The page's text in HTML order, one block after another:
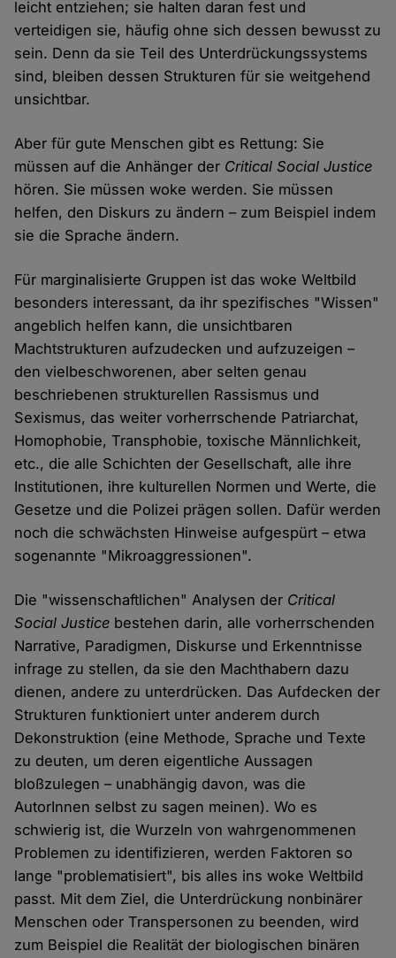
leicht entziehen; sie halten daran fest und
verteidigen sie, häufig ohne sich dessen bewusst zu
sein. Denn da sie Teil des Unterdrückungssystems
sind, bleiben dessen Strukturen für sie weitgehend
unsichtbar.
Aber für gute Menschen gibt es Rettung: Sie
müssen auf die Anhänger der Critical Social Justice
hören. Sie müssen woke werden. Sie müssen
helfen, den Diskurs zu ändern – zum Beispiel indem
sie die Sprache ändern.
Für marginalisierte Gruppen ist das woke Weltbild
besonders interessant, da ihr spezifisches "Wissen"
angeblich helfen kann, die unsichtbaren
Machtstrukturen aufzudecken und aufzuzeigen –
den vielbeschworenen, aber selten genau
beschriebenen strukturellen Rassismus und
Sexismus, das weiter vorherrschende Patriarchat,
Homophobie, Transphobie, toxische Männlichkeit,
etc., die alle Schichten der Gesellschaft, alle ihre
Institutionen, ihre kulturellen Normen und Werte, die
Gesetze und die Polizei prägen sollen. Dafür werden
noch die schwächsten Hinweise aufgespürt – etwa
sogenannte "Mikroaggressionen".
Die "wissenschaftlichen" Analysen der Critical
Social Justice bestehen darin, alle vorherrschenden
Narrative, Paradigmen, Diskurse und Erkenntnisse
infrage zu stellen, da sie den Machthabern dazu
dienen, andere zu unterdrücken. Das Aufdecken der
Strukturen funktioniert unter anderem durch
Dekonstruktion (eine Methode, Sprache und Texte
zu deuten, um deren eigentliche Aussagen
bloßzulegen – unabhängig davon, was die
AutorInnen selbst zu sagen meinen). Wo es
schwierig ist, die Wurzeln von wahrgenommenen
Problemen zu identifizieren, werden Faktoren so
lange "problematisiert", bis alles ins woke Weltbild
passt. Mit dem Ziel, die Unterdrückung nonbinärer
Menschen oder Transpersonen zu beenden, wird
zum Beispiel die Realität der biologischen binären